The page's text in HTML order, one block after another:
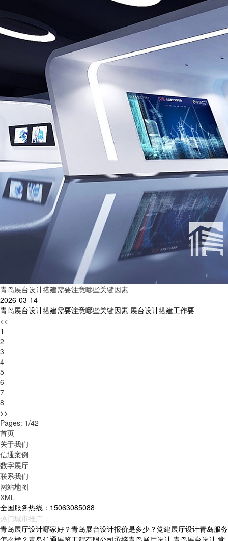
青岛展台设计搭建需要注意哪些关键因素
2026-03-14
青岛展台设计搭建需要注意哪些关键因素 展台设计搭建工作要
<<
1
2
3
4
5
6
7
8
>>
Pages: 1/42
首页
关于我们
信通案例
数字展厅
联系我们
网站地图
XML
全国服务热线：15063085088
热门城市推广：
青岛展厅设计哪家好？青岛展台设计报价是多少？党建展厅设计青岛服务